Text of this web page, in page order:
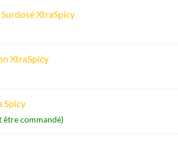
XtraSpicy
XtraSpicy
Spicy
être commandé)